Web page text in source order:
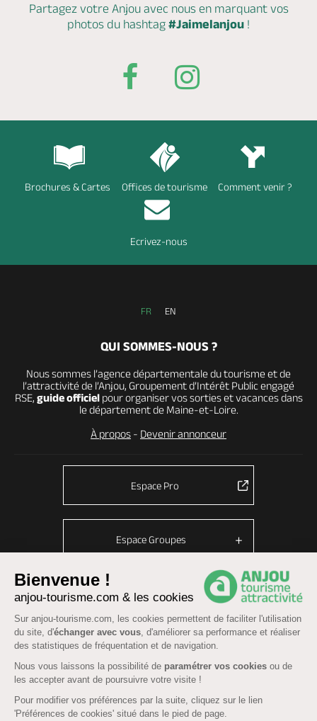
Bienvenue !
anjou-tourisme.com & les cookies
Sur anjou-tourisme.com, les cookies permettent de faciliter l'utilisation
du site, d'échanger avec vous, d'améliorer sa performance et réaliser
des statistiques de fréquentation et de navigation.
Nous vous laissons la possibilité de paramétrer vos cookies ou de
les accepter avant de poursuivre votre visite !
Pour modifier vos préférences par la suite, cliquez sur le lien
'Préférences de cookies' situé dans le pied de page.
Partagez votre Anjou avec nous en marquantvos
photos du hashtag #Jaimelanjou !
Brochures & Cartes Offices de tourisme Comment venir ?
Ecrivez-nous
FR EN
QUI SOMMES-NOUS ?
Nous sommes l’agence départementale du tourisme et de
l’attractivité de l’Anjou, Groupement d’Intérêt Public engagé
RSE, guide officielpour organiser vos sorties et vacances dans
le département de Maine-et-Loire.
À propos - Devenir annonceur
Espace Pro
Espace Groupes
© Anjou tourisme 2026 -Plan du site-Fonctionnement du site
Mentions légales Données personnelles
Cookies
CGU Réservation-Accessibilité : partiellement conforme